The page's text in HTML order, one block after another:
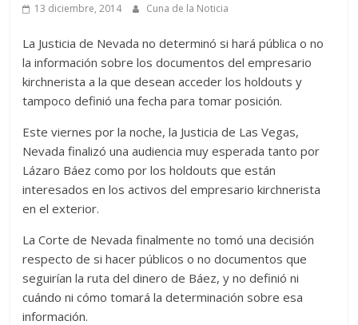
13 diciembre, 2014 Cuna de la Noticia
La Justicia de Nevada no determinó si hará pública o no
la información sobre los documentos del empresario
kirchnerista a la que desean acceder los holdouts y
tampoco definió una fecha para tomar posición.
Este viernes por la noche, la Justicia de Las Vegas,
Nevada finalizó una audiencia muy esperada tanto por
Lázaro Báez como por los holdouts que están
interesados en los activos del empresario kirchnerista
en el exterior.
La Corte de Nevada finalmente no tomó una decisión
respecto de si hacer públicos o no documentos que
seguirían la ruta del dinero de Báez, y no definió ni
cuándo ni cómo tomará la determinación sobre esa
información.